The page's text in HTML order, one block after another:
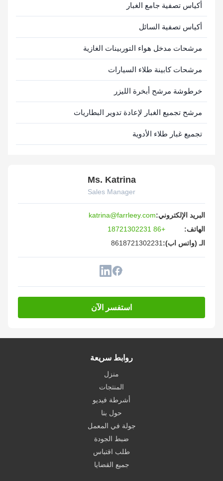
أكياس تصفية جامع الغبار
أكياس تصفية السائل
مرشحات مدخل هواء التوربينات الغازية
مرشحات كابينة طلاء السيارات
خرطوشة مرشح أبخرة الليزر
مرشح تجميع الغبار لإعادة تدوير البطاريات
تجميع غبار طلاء الأدوية
Ms. Katrina
Sales Manager
البريد الإلكتروني:katrina@farrleey.com
الهاتف:
+86 18721302231
الـ (واتس اب):8618721302231
استفسر الآن
روابط سريعة
منزل
المنتجات
أشرطة فيديو
حول بنا
جولة في المعمل
ضبط الجودة
طلب اقتباس
جميع القضايا